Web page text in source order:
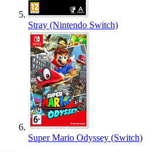
Stray (Nintendo Switch)
Super Mario Odyssey (Switch)